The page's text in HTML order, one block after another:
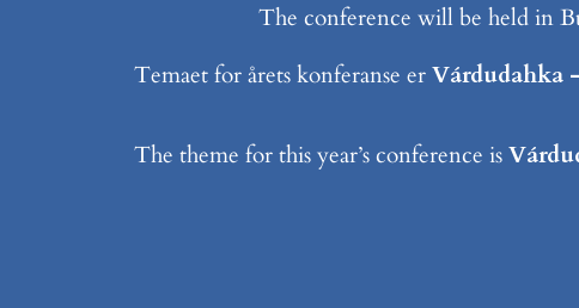
The conference will be held in
Temaet for årets konferanse erVárdudahka
The theme for this year’s conference is